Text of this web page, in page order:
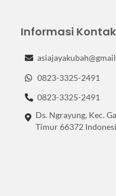
Informasi Kontak
0823-3325-2491
0823-3325-2491
Ds. Ngrayung, Kec.
Timur 66372